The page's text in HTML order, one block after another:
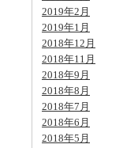
2019年2月
2019年1月
2018年12月
2018年11月
2018年9月
2018年8月
2018年7月
2018年6月
2018年5月